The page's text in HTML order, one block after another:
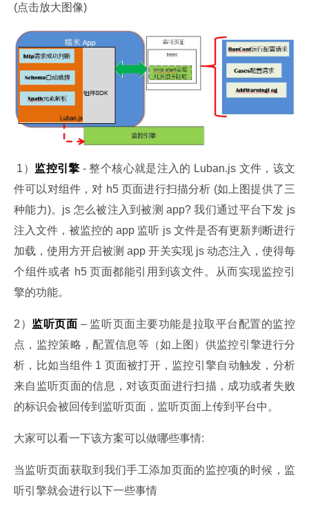
(点击放大图像)
1） 监控引擎 - 整个核心就是注入的 Luban.js 文件，该文
件可以对组件，对 h5 页面进行扫描分析 (如上图提供了三
种能力)。js 怎么被注入到被测 app? 我们通过平台下发 js
注入文件，被监控的 app 监听 js 文件是否有更新判断进行
加载，使用方开启被测 app 开关实现 js 动态注入，使得每
个组件或者 h5 页面都能引用到该文件。从而实现监控引
擎的功能。
2） 监听页面 – 监听页面主要功能是拉取平台配置的监控
点，监控策略，配置信息等（如上图）供监控引擎进行分
析，比如当组件 1 页面被打开，监控引擎自动触发，分析
来自监听页面的信息，对该页面进行扫描，成功或者失败
的标识会被回传到监听页面，监听页面上传到平台中。
大家可以看一下该方案可以做哪些事情:
当监听页面获取到我们手工添加页面的监控项的时候，监
听引擎就会进行以下一些事情